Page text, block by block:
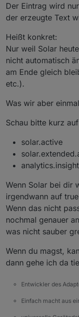
Der Eintrag wird
der erzeugte Text
Heißt konkret:
Nur weil Solar
nicht automatisch
am Ende gleich
etc.).
Was wir aber
Schau bitte kurz
solar.active
Wenn Solar bei dir
irgendwann auf
Wenn das nicht
nochmal genauer
was nicht sauber
Wenn du magst,
dann gehe ich da
Entwickler des
Einfach macht aus